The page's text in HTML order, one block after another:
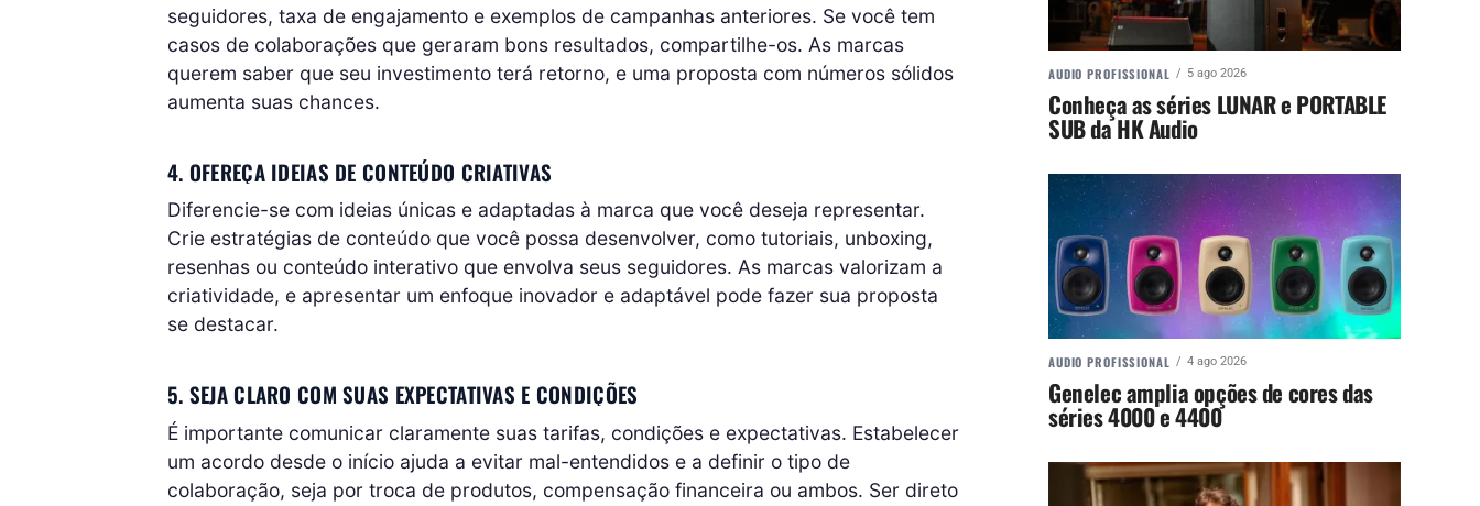
seguidores, taxa de engajamento e exemplos de campanhas anteriores. Se você tem
casos de colaborações que geraram bons resultados, compartilhe-os. As marcas
querem saber que seu investimento terá retorno, e uma proposta com números sólidos
aumenta suas chances.
4. OFEREÇA IDEIAS DE CONTEÚDO CRIATIVAS
Diferencie-se com ideias únicas e adaptadas à marca que você deseja representar.
Crie estratégias de conteúdo que você possa desenvolver, como tutoriais, unboxing,
resenhas ou conteúdo interativo que envolva seus seguidores. As marcas valorizam a
criatividade, e apresentar um enfoque inovador e adaptável pode fazer sua proposta
se destacar.
5. SEJA CLARO COM SUAS EXPECTATIVAS E CONDIÇÕES
É importante comunicar claramente suas tarifas, condições e expectativas. Estabelecer
um acordo desde o início ajuda a evitar mal-entendidos e a definir o tipo de
colaboração, seja por troca de produtos, compensação financeira ou ambos. Ser direto
AUDIO PROFISSIONAL 5 ago 2026
Conheça as séries LUNAR e PORTABLE
SUB da HK Audio
AUDIO PROFISSIONAL 4 ago 2026
Genelec amplia opções de cores das
séries 4000 e 4400